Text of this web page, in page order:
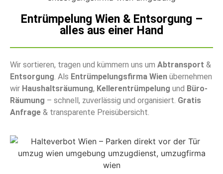
Entrümpelung Wien & Entsorgung –
alles aus einer Hand
Wir sortieren, tragen und kümmern uns um Abtransport &
Entsorgung . Als Entrümpelungsfirma Wien übernehmen
wir Haushaltsräumung, Kellerentrümpelung und Büro-
Räumung – schnell, zuverlässig und organisiert. Gratis
Anfrage & transparente Preisübersicht.